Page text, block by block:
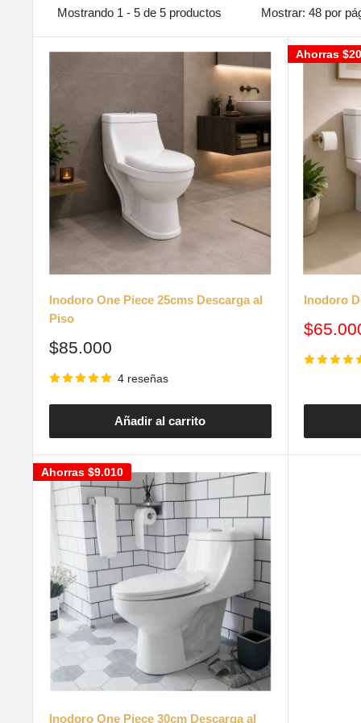
Mostrando 1 - 5 de 5 productos Mostrar: 48 por
Inodoro One Piece 25cms Descarga al
Piso
Precio
venta
$85.000
4 reseñas
Añadir al carrito
Ahorras
Inodoro
Precio
venta
Ahorras $9.010
Inodoro One Piece 30cm Descarga al